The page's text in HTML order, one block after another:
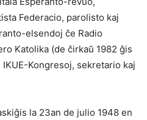
Federacio, parolisto kaj
elsendoj ĉe Radio
Katolika (de ĉirkaŭ 1982 ĝis
Kongresoj, sekretario kaj
la 23an de julio 1948 en